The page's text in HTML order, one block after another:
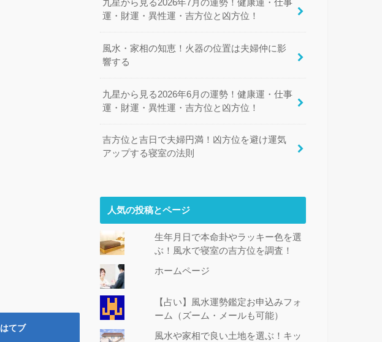
はてブ
九星から見る2026年7月の運勢！健康運・仕事
運・財運・異性運・吉方位と凶方位！
風水・家相の知恵！火器の位置は夫婦仲に影
響する
九星から見る2026年6月の運勢！健康運・仕事
運・財運・異性運・吉方位と凶方位！
吉方位と吉日で夫婦円満！凶方位を避け運気
アップする寝室の法則
人気の投稿とページ
生年月日で本命卦やラッキー色を選
ぶ！風水で寝室の吉方位を調査！
ホームページ
【占い】風水運勢鑑定お申込みフォ
ーム（ズーム・メールも可能）
風水や家相で良い土地を選ぶ！キッ